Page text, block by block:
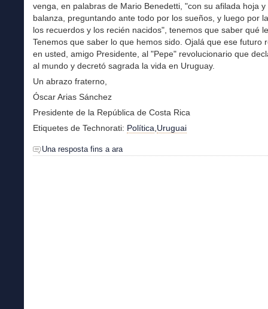
venga, en palabras de Mario Benedetti, "con su afilada hoja y
balanza, preguntando ante todo por los sueños, y luego por
los recuerdos y los recién nacidos", tenemos que saber qué
Tenemos que saber lo que hemos sido. Ojalá que ese futuro
en usted, amigo Presidente, al "Pepe" revolucionario que
al mundo y decretó sagrada la vida en Uruguay.
Un abrazo fraterno,
Óscar Arias Sánchez
Presidente de la República de Costa Rica
Etiquetes de Technorati: Política Uruguai
Una resposta fins a ara